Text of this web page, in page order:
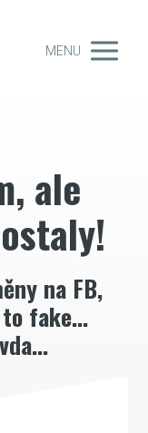
MENU
ale
na FB,
fake...